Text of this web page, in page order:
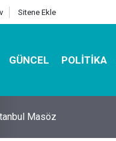
Sitene Ekle
GÜNCEL POLITIKA
Sihirbazı ile Estetik,